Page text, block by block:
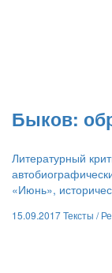
​Быков:
Литературный
«Июнь»,
15.09.2017Тексты /